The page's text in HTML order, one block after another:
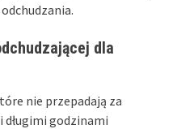
dla
nie przepadają za
godzinami